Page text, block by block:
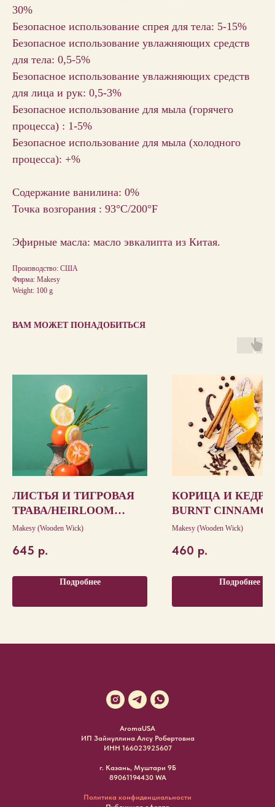
30%
Безопасное использование спрея для тела: 5-15%
Безопасное использование увлажняющих средств
для тела: 0,5-5%
Безопасное использование увлажняющих средств
для лица и рук: 0,5-3%
Безопасное использование для мыла (горячего
процесса) : 1-5%
Безопасное использование для мыла (холодного
процесса): +%
Содержание ванилина: 0%
Точка возгорания : 93°C/200°F
Эфирные масла: масло эвкалипта из Китая.
Производство: США
Фирма: Makesy
Weight: 100 g
ВАМ МОЖЕТ ПОНАДОБИТЬСЯ
ЛИСТЬЯ И ТИГРОВАЯ
ТРАВА/HEIRLOOM
LEAVES & TIGERGRASS
Makesy (Wooden Wick)
645 р.
Подробнее
КОРИЦА И КЕДР /
BURNT
CEDAR STACK
Makesy (Wooden Wick)
460 р.
Подробнее
AromaUSA
ИП Зайнуллина Алсу Робертовна
ИНН 166023925607
г. Казань, Муштари 9Б
89061194430 WA
Политика конфиденциальности